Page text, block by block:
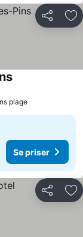
Dela
plage
Se priser
Dela